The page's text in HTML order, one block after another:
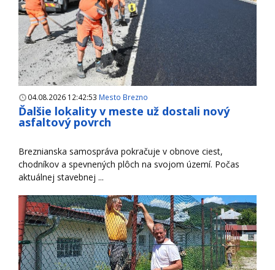
04.08.2026 12:42:53 Mesto Brezno
Ďalšie lokality v meste už dostali nový
asfaltový povrch
Breznianska samospráva pokračuje v obnove ciest,
chodníkov a spevnených plôch na svojom území. Počas
aktuálnej stavebnej ...